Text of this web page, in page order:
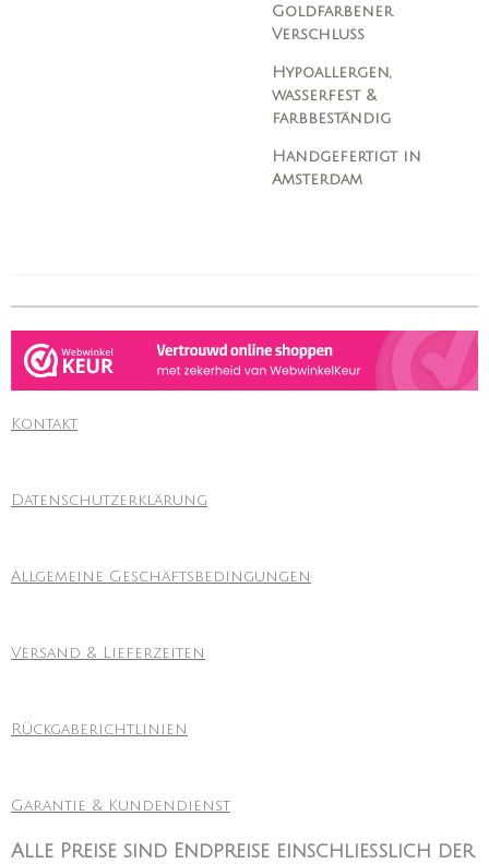
Goldfarbener
Verschluss
Hypoallergen,
wasserfest &
farbbeständig
Handgefertigt in
Amsterdam
Kontakt
Datenschutzerklärung
Allgemeine Geschäftsbedingungen
Versand & Lieferzeiten
Rückgaberichtlinien
Garantie & Kundendienst
Alle Preise sind Endpreise einschließlich der